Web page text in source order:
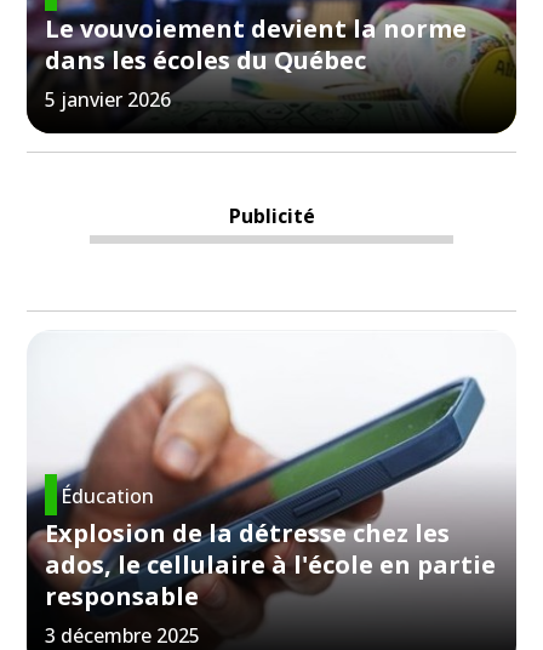
Le vouvoiement devient la norme
dans les écoles du Québec
5 janvier 2026
Publicité
Éducation
Explosion de la détresse chez les
ados, le cellulaire à l'école en partie
responsable
3 décembre 2025